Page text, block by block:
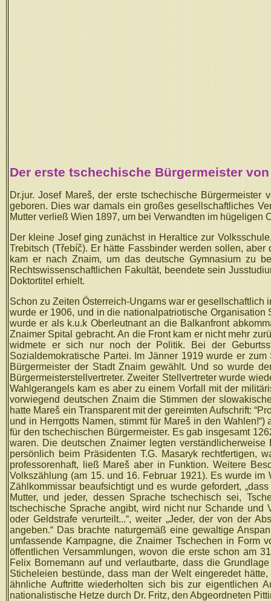
Der erste tschechische Bürgermeister
Dr.jur. Josef Mareš, der erste tschechische
geboren. Dies war damals ein großes gesellschaftliches
Mutter verließ Wien 1897, um bei Verwandten im hügeligen
Der kleine Josef ging zunächst in Heraltice zur
Trebitsch (Třebíč). Er hätte Fassbinder werden sollen,
kam er nach Znaim, um das deutsche Gymnasium zu
Rechtswissenschaftlichen Fakultät, beendete sein
Doktortitel erhielt.
Schon zu Zeiten Österreich-Ungarns war er
wurde er 1906, und in die nationalpatriotische
wurde er als k.u.k Oberleutnant an die Balkanfront
Znaimer Spital gebracht. An die Front kam er nicht mehr
widmete er sich nur noch der Politik. Bei der
Sozialdemokratische Partei. Im Jänner 1919 wurde er
Bürgermeister der Stadt Znaim gewählt. Und so wurde
Bürgermeisterstellvertreter. Zweiter Stellvertreter wurde
Wahlgerangels kam es aber zu einem Vorfall mit der
vorwiegend deutschen Znaim die Stimmen der
hatte Mareš ein Transparent mit der gereimten Aufschrift:
und in Herrgotts Namen, stimmt für Mareš in den
für den tschechischen Bürgermeister. Es gab insgesamt
waren. Die deutschen Znaimer legten
persönlich beim Präsidenten T.G. Masaryk rechtfertigen,
professorenhaft, ließ Mareš aber in Funktion. Weitere
Volkszählung (am 15. und 16. Februar 1921). Es wurde
Zählkommissar beaufsichtigt und es wurde gefordert,
Mutter, und jeder, dessen Sprache tschechisch sei,
tschechische Sprache angibt, wird nicht nur Schande und
oder Geldstrafe verurteilt...“, weiter „Jeder, der von der
angeben.“ Das brachte naturgemäß eine gewaltige
umfassende Kampagne, die Znaimer Tschechen in Form
öffentlichen Versammlungen, wovon die erste schon am
Felix Bornemann auf und verlautbarte, dass die
Sticheleien bestünde, dass man der Welt eingeredet
ähnliche Auftritte wiederholten sich bis zur eigentlichen
nationalistische Hetze durch Dr. Fritz, den Abgeordneten